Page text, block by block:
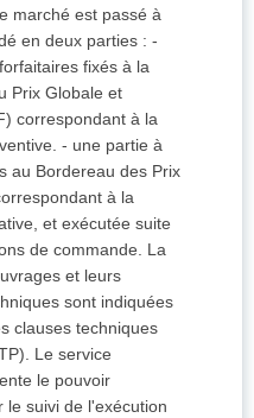
marché est passé à
en deux parties : -
fixés à la
Prix Globale et
correspondant à la
- une partie à
au Bordereau des Prix
à la
et exécutée suite
de commande. La
et leurs
sont indiquées
clauses techniques
Le service
le pouvoir
le suivi de l'exécution